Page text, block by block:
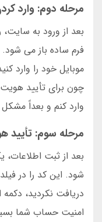
مرحله دوم: وارد
بعد از ورود به
فرم ساده باز می شود.
موبایل خود را وارد
چون برای تأیید
وارد کنم و بعداً
مرحله سوم: تأیید
بعد از ثبت
شود. این کد را در
دریافت نکردید، دکمه
امنیت حساب شما